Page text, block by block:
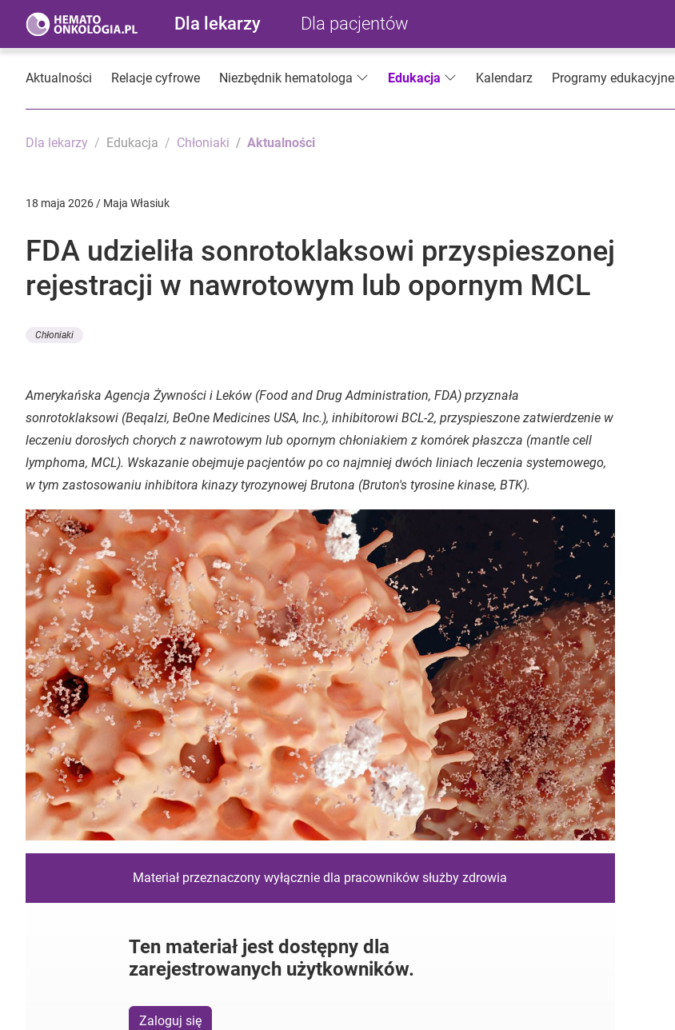
Dla lekarzy Dla pacjentów
Aktualności Relacje cyfrowe Niezbędnik hematologa Edukacja Kalendarz Programy edukacyjne
Dla lekarzy Edukacja Chłoniaki Aktualności
18 maja 2026 / Maja Własiuk
FDA udzieliła sonrotoklaksowi przyspieszonej
rejestracji w nawrotowym lub opornym MCL
Chłoniaki
Amerykańska Agencja Żywności i Leków (Food and Drug Administration, FDA) przyznała
sonrotoklaksowi (Beqalzi, BeOne Medicines USA, Inc.), inhibitorowi BCL-2, przyspieszone zatwierdzenie w
leczeniu dorosłych chorych z nawrotowym lub opornym chłoniakiem z komórek płaszcza (mantle cell
lymphoma, MCL). Wskazanie obejmuje pacjentów po co najmniej dwóch liniach leczenia systemowego,
w tym zastosowaniu inhibitora kinazy tyrozynowej Brutona (Bruton's tyrosine kinase, BTK).
Materiał przeznaczony wyłącznie dla pracowników służby zdrowia
Ten materiał jest dostępny dla
zarejestrowanych użytkowników.
Zaloguj się